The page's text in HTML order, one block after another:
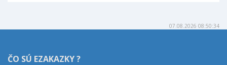
07.08.2026 08:50:34
ČO SÚ EZAKAZKY ?